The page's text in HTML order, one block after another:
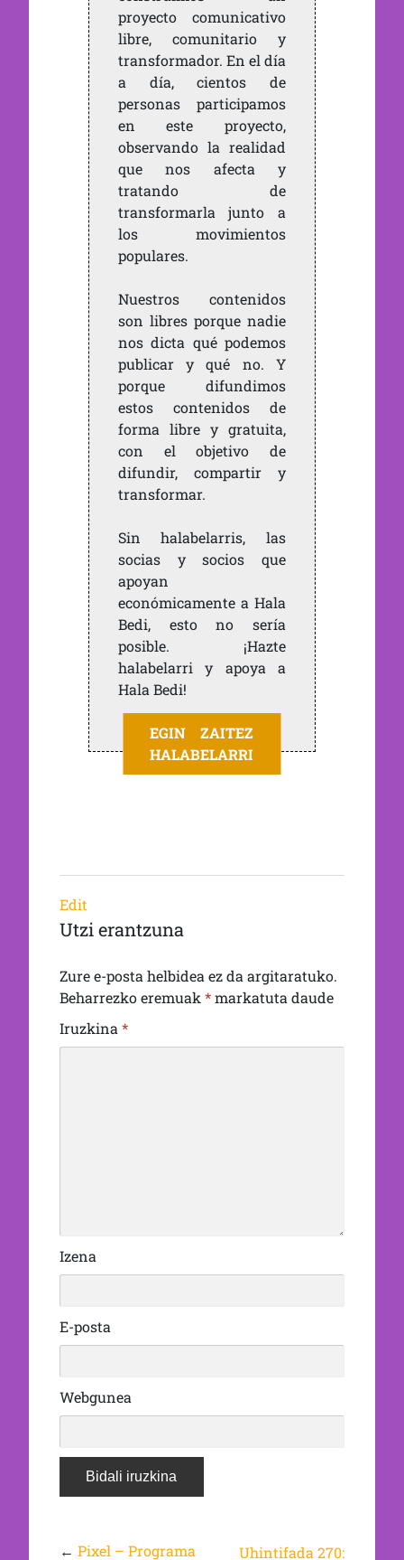
proyecto comunicativo
libre, comunitario y
transformador. En el día
a día, cientos de
personas participamos
en este proyecto,
observando la realidad
que nos afecta y
tratando de
transformarla junto a
los movimientos
populares.
Nuestros contenidos
son libres porque nadie
nos dicta qué podemos
publicar y qué no. Y
porque difundimos
estos contenidos de
forma libre y gratuita,
con el objetivo de
difundir, compartir y
transformar.
Sin halabelarris, las
socias y socios que
apoyan
económicamente a Hala
Bedi, esto no sería
posible. ¡Hazte
halabelarri y apoya a
Hala Bedi!
EGIN ZAITEZ
HALABELARRI
Edit
Utzi erantzuna
Zure e-posta helbidea ez da argitaratuko.
Beharrezko eremuak *markatuta daude
Iruzkina *
Izena
E-posta
Webgunea
← Pixel – Programa
Uhintifada 270: